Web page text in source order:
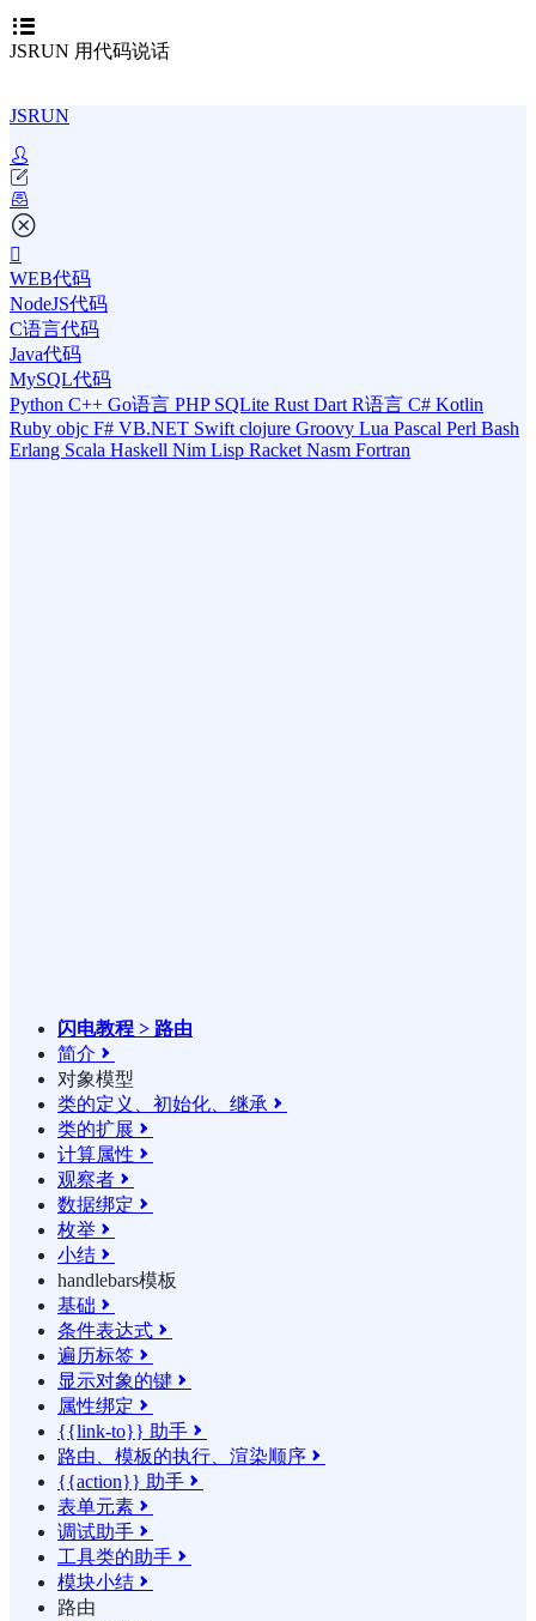
JSRUN 用代码说话
JSRUN
WEB代码
NodeJS代码
C语言代码
Java代码
MySQL代码
Python C++ Go语言 PHP SQLite Rust Dart R语言 C# Kotlin
Ruby objc F# VB.NET Swift clojure Groovy Lua Pascal Perl Bash
Erlang Scala Haskell Nim Lisp Racket Nasm Fortran
闪电教程 > 路由
简介 
对象模型
类的定义、初始化、继承 
类的扩展 
计算属性 
观察者 
数据绑定 
枚举 
小结 
handlebars模板
基础 
条件表达式 
遍历标签 
显示对象的键 
属性绑定 
{{link-to}} 助手 
路由、模板的执行、渲染顺序 
{{action}} 助手 
表单元素 
调试助手 
工具类的助手 
模块小结 
路由